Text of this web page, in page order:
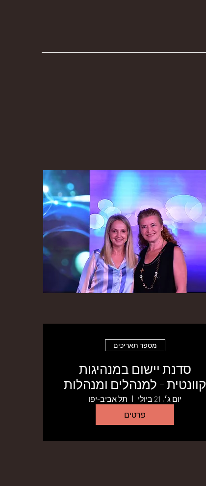
מספר תאריכים
סדנת יישום במנהיגות
קוונטית - למנהלים ומנהלות
יום ג׳, 21 ביולי
תל אביב-יפו
פרטים